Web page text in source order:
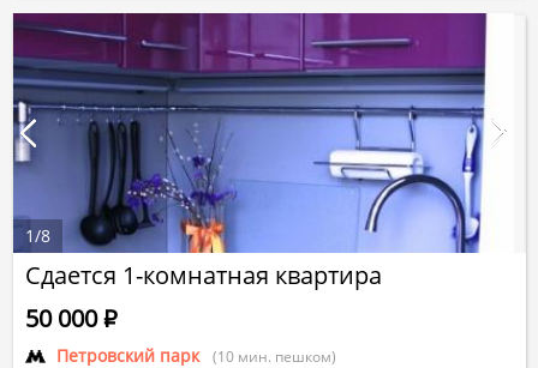
Сдается 1-комнатная квартира
Петровский парк (10 мин. пешком)
50 000Р
1/8